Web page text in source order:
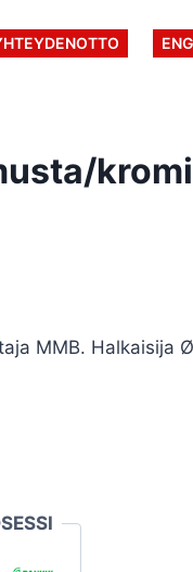
MMB. Halkaisija